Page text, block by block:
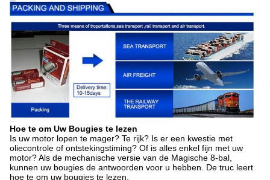
Hoe te om Uw Bougies te lezen
Is uw motor lopen te mager? Te rijk? Is er een kwestie met
oliecontrole of ontstekingstiming? Of is alles enkel fijn met uw
motor? Als de mechanische versie van de Magische 8-bal,
kunnen uw bougies de antwoorden voor u hebben. De truc leert
hoe te om uw bougies te lezen.